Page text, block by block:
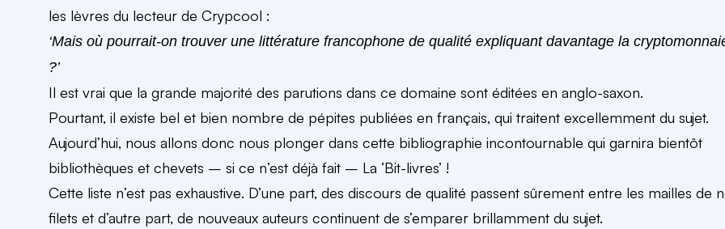
les lèvres du lecteur de Crypcool :
‘Mais où pourrait-on trouver une littérature francophone de qualité expliquant davantage la
?’
Il est vrai que la grande majorité des parutions dans ce domaine sont éditées en anglo-saxon.
Pourtant,il existe bel et bien nombre de pépites publiées en français, qui traitent excellemment du sujet.
Aujourd’hui, nous allons donc nous plonger dans cette bibliographie incontournable qui garnira bientôt
bibliothèques et chevets – si ce n’est déjà fait – La ‘Bit-livres’ !
Cette liste n’est pas exhaustive. D’une part, des discours de qualité passent sûrement entre les mailles de
filets et d’autre part, de nouveaux auteurs continuent de s’emparer brillamment du sujet.